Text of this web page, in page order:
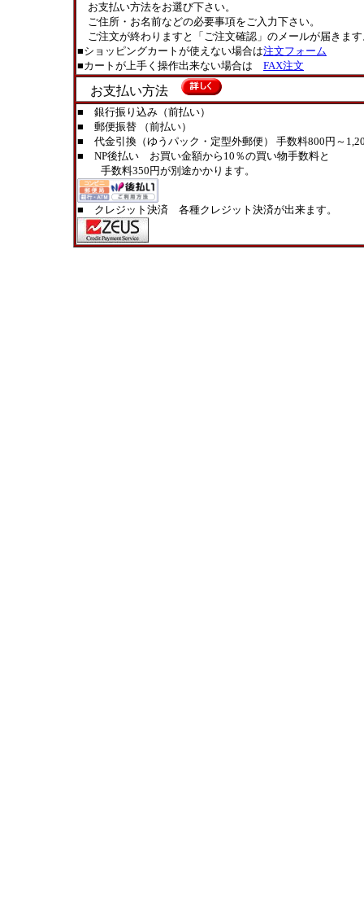
お支払い方法をお選び下さい。
ご住所・お名前などの必要事項をご入力下さい。
ご注文が終わりますと「ご注文確認」のメールが届きま
■ショッピングカートが使えない場合は注文フォーム
■カートが上手く操作出来ない場合は FAX注文
お支払い方法
■ 銀行振り込み（前払い）
■ 郵便振替 （前払い）
■ 代金引換（ゆうパック・定型外郵便） 手数料800円～
■ NP後払い お買い金額から10％の買い物手数料と
手数料350円が別途かかります。
■ クレジット決済 各種クレジット決済が出来ます。